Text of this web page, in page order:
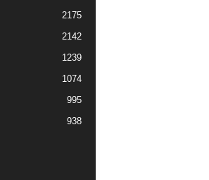
2175
2142
1239
1074
995
938